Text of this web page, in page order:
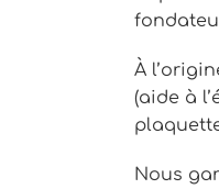
À
(aide à
Nous